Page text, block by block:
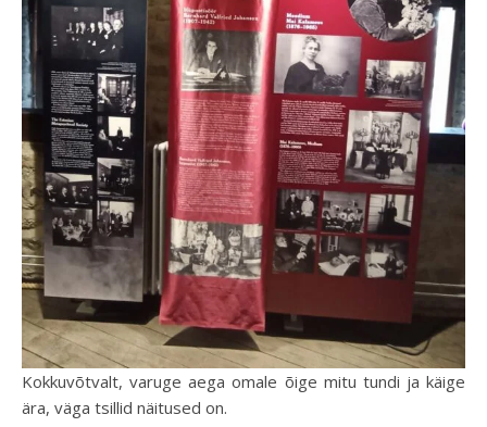
Kokkuvõtvalt, varuge aega omale õige mitu tundi ja käige
ära, väga tsillid näitused on.